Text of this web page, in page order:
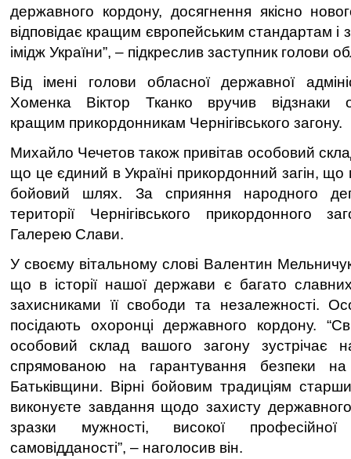
державного кордону, досягнення якісно
відповідає кращим європейським стандартам і
імідж України”, – підкреслив заступник голови
Від імені голови обласної державної
Хоменка Віктор Тканко вручив відзнаки
кращим прикордонникам Чернігівського загону.
Михайло Чечетов також привітав особовий
що це єдиний в Україні прикордонний загін,
бойовий шлях. За сприяння народного
території Чернігівського прикордонного
Галерею Слави.
У своєму вітальному слові Валентин
що в історії нашої держави є багато
захисниками її свободи та незалежності.
посідають охоронці державного кордону.
особовий склад вашого загону зустрічає
спрямованою на гарантування безпеки на
Батьківщини. Вірні бойовим традиціям
виконуєте завдання щодо захисту
зразки мужності, високої
самовідданості”, – наголосив він.